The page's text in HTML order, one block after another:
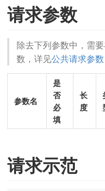
请求参数
除去下列参数中，需
数，详见公共请求参数
参数名
是
否
必
填
长
度
请求示范